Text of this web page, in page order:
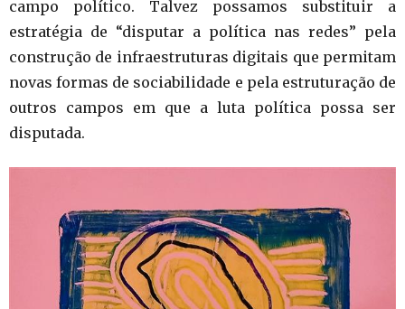
campo político. Talvez possamos substituir a
estratégia de “disputar a política nas redes” pela
construção de infraestruturas digitais que permitam
novas formas de sociabilidade e pela estruturação de
outros campos em que a luta política possa ser
disputada.